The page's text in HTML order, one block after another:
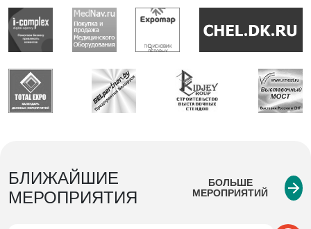
БЛИЖАЙШИЕ
МЕРОПРИЯТИЯ
БОЛЬШЕ
МЕРОПРИЯТИЙ